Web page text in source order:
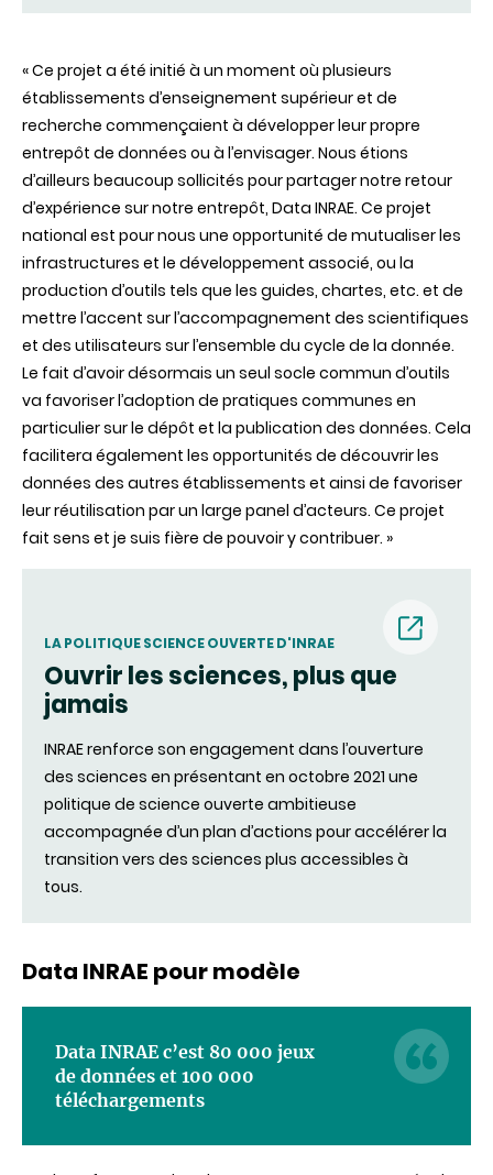
« Ce projet a été initié à un moment où plusieurs
établissements d’enseignement supérieur et de
recherche commençaient à développer leur propre
entrepôt de données ou à l’envisager. Nous étions
d’ailleurs beaucoup sollicités pour partager notre retour
d’expérience sur notre entrepôt, Data INRAE. Ce projet
national est pour nous une opportunité de mutualiser les
infrastructures et le développement associé, ou la
production d’outils tels que les guides, chartes, etc. et de
mettre l’accent sur l’accompagnement des scientifiques
et des utilisateurs sur l’ensemble du cycle de la donnée.
Le fait d’avoir désormais un seul socle commun d’outils
va favoriser l’adoption de pratiques communes en
particulier sur le dépôt et la publication des données. Cela
facilitera également les opportunités de découvrir les
données des autres établissements et ainsi de favoriser
leur réutilisation par un large panel d’acteurs. Ce projet
fait sens et je suis fière de pouvoir y contribuer. »
LA POLITIQUE SCIENCE OUVERTE D'INRAE
Ouvrir les sciences, plus que
jamais
fenêtre)
INRAE renforce son engagement dans l’ouverture
des sciences en présentant en octobre 2021 une
politique de science ouverte ambitieuse
accompagnée d’un plan d’actions pour accélérer la
transition vers des sciences plus accessibles à
tous.
Data INRAE pour modèle
Data INRAE c’est 80 000 jeux
de données et 100 000
téléchargements